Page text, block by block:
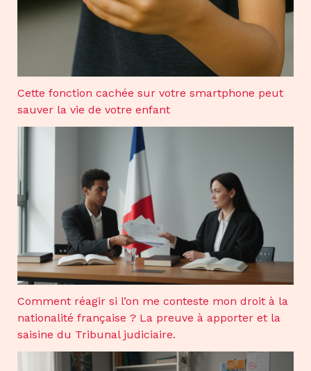
Cette fonction cachée sur votre smartphone peut
sauver la vie de votre enfant
Comment réagir si l’on me conteste mon droit à la
nationalité française ? La preuve à apporter et la
saisine du Tribunal judiciaire.